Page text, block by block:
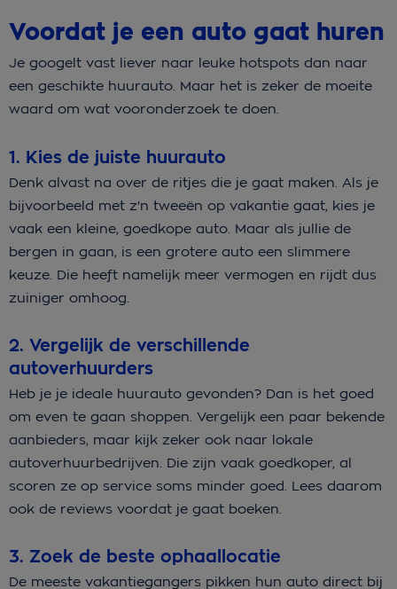
Voordat je een auto gaat huren
Je googelt vast liever naar leuke hotspots dan naar
een geschikte huurauto. Maar het is zeker de moeite
waard om wat vooronderzoek te doen.
1. Kies de juiste huurauto
Denk alvast na over de ritjes die je gaat maken. Als je
bijvoorbeeld met z'n tweeën op vakantie gaat, kies je
vaak een kleine, goedkope auto. Maar als jullie de
bergen in gaan, is een grotere auto een slimmere
keuze. Die heeft namelijk meer vermogen en rijdt dus
zuiniger omhoog.
2. Vergelijk de verschillende
autoverhuurders
Heb je je ideale huurauto gevonden? Dan is het goed
om even te gaan shoppen. Vergelijk een paar bekende
aanbieders, maar kijk zeker ook naar lokale
autoverhuurbedrijven. Die zijn vaak goedkoper, al
scoren ze op service soms minder goed. Lees daarom
ook de reviews voordat je gaat boeken.
3. Zoek de beste ophaallocatie
De meeste vakantiegangers pikken hun auto direct bij